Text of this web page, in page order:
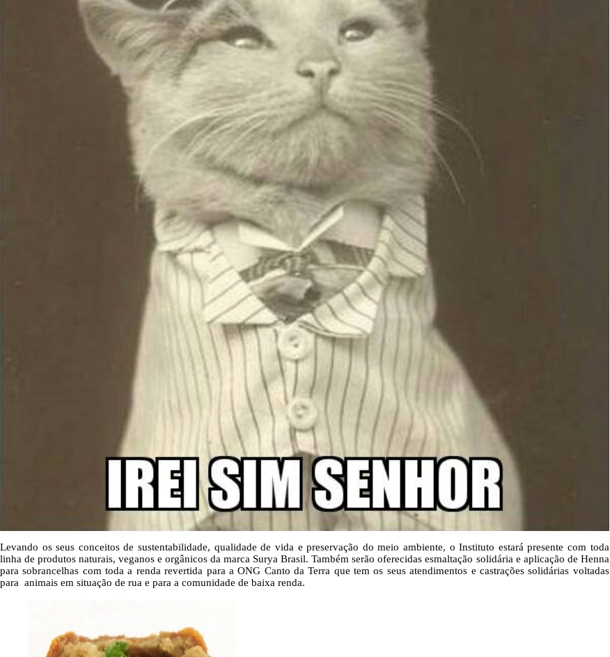
Levando os seus conceitos de sustentabilidade, qualidade de vida e preservação do meio ambiente, o Instituto estará presente com toda
linha de produtos naturais, veganos e orgânicos da marca Surya Brasil. Também serão oferecidas esmaltação solidária e aplicação de Henna
para sobrancelhas com toda a renda revertida para a ONG Canto da Terra que tem os seus atendimentos e castrações solidárias voltadas
para animais em situação de rua e para a comunidade de baixa renda.